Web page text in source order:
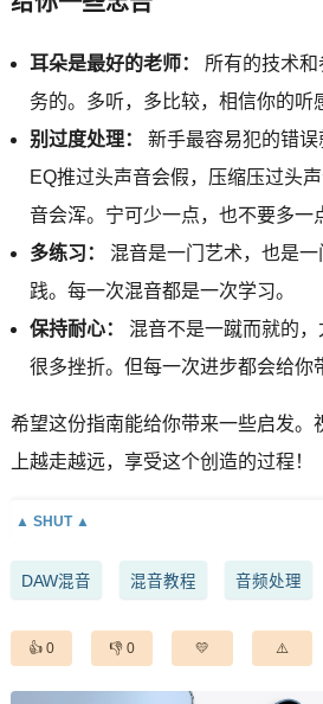
耳朵是最好的老师：
所有的技术
务的。多听，多比较，相信你的听
别过度处理：
新手最容易犯的错误
EQ推过头声音会假，压缩压过头
音会浑。宁可少一点，也不要多一
多练习：
混音是一门艺术，也是
践。每一次混音都是一次学习。
保持耐心：
混音不是一蹴而就的
很多挫折。但每一次进步都会给你
希望这份指南能给你带来一些启发。
上越走越远，享受这个创造的过程！
DAW混音 混音教程 音频处理
0 0